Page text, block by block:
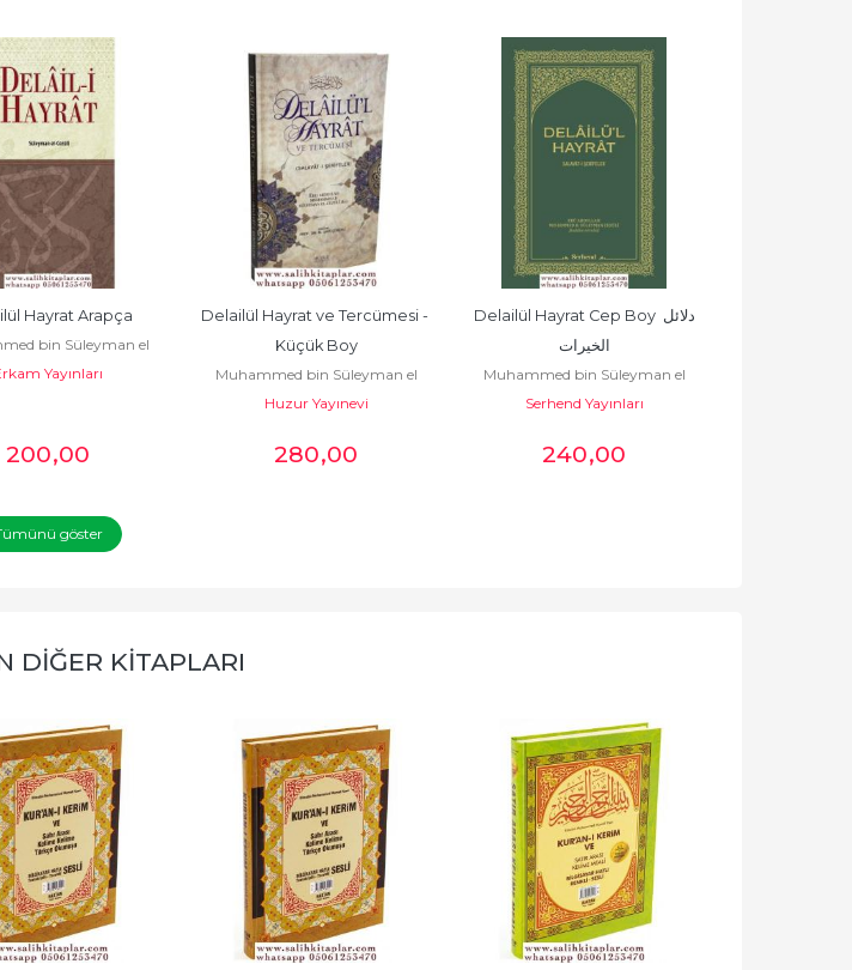
Hayrat Arapça
bin Süleyman el
Cezüli
Yayınları
200,00
Delailül Hayrat ve Tercümesi -
Küçük Boy
Muhammed bin Süleyman el
Cezüli
Huzur Yayınevi
280,00
Delailül Hayrat Cep Boy دلائل
الخيرات
Muhammed bin Süleyman el
Cezüli
Serhend Yayınları
240,00
göster
DIĞER KITAPLARI